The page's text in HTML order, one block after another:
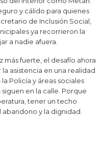
y cálido para quienes
de Inclusión Social,
ya recorrieron la
a nadie afuera.
más fuerte, el desafío ahora
asistencia en una realidad
Policía y áreas sociales
en la calle. Porque
tener un techo
y la dignidad.
POLICÍAS
HACÍA LERITA ANTES